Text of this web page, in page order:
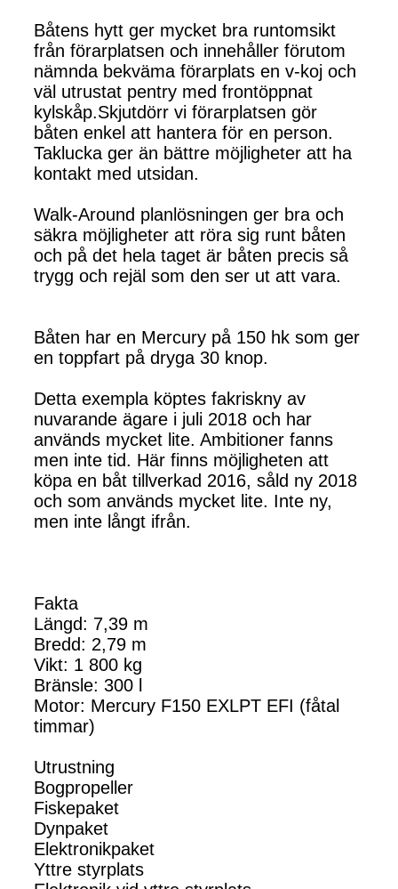
Båtens hytt ger mycket bra runtomsikt
från förarplatsen och innehåller förutom
nämnda bekväma förarplats en v-koj och
väl utrustat pentry med frontöppnat
kylskåp.Skjutdörr vi förarplatsen gör
båten enkel att hantera för en person.
Taklucka ger än bättre möjligheter att ha
kontakt med utsidan.
Walk-Around planlösningen ger bra och
säkra möjligheter att röra sig runt båten
och på det hela taget är båten precis så
trygg och rejäl som den ser ut att vara.
Båten har en Mercury på 150 hk som ger
en toppfart på dryga 30 knop.
Detta exempla köptes fakriskny av
nuvarande ägare i juli 2018 och har
används mycket lite. Ambitioner fanns
men inte tid. Här finns möjligheten att
köpa en båt tillverkad 2016, såld ny 2018
och som används mycket lite. Inte ny,
men inte långt ifrån.
Fakta
Längd: 7,39 m
Bredd: 2,79 m
Vikt: 1 800 kg
Bränsle: 300 l
Motor: Mercury F150 EXLPT EFI (fåtal
timmar)
Utrustning
Bogpropeller
Fiskepaket
Dynpaket
Elektronikpaket
Yttre styrplats